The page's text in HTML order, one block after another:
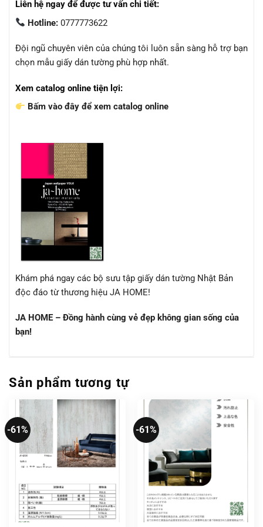
Liên hệ ngay để được tư vấn chi tiết:
Hotline: 0777773622
Đội ngũ chuyên viên của chúng tôi luôn sẵn sàng hỗ trợ bạn
chọn mẫu giấy dán tường phù hợp nhất.
Xem catalog online tiện lợi:
Bấm vào đây để xem catalog online
Khám phá ngay các bộ sưu tập giấy dán tường Nhật Bản
độc đáo từ thương hiệu JA HOME!
JA HOME – Đồng hành cùng vẻ đẹp không gian sống của
bạn!
Sản phẩm tương tự
-61% -61%